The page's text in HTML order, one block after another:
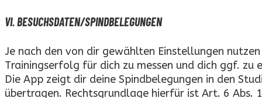
VI. BESUCHSDATEN/SPINDBELEGUNGEN
Je nach den von dir gewählten Einstellungen
Trainingserfolg für dich zu messen und dich ggf. zu
Die App zeigt dir deine Spindbelegungen in den
übertragen. Rechtsgrundlage hierfür ist Art. 6 Abs.